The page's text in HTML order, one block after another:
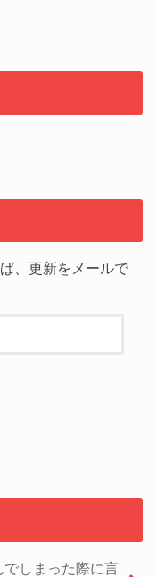
、更新をメールで
しまった際に言